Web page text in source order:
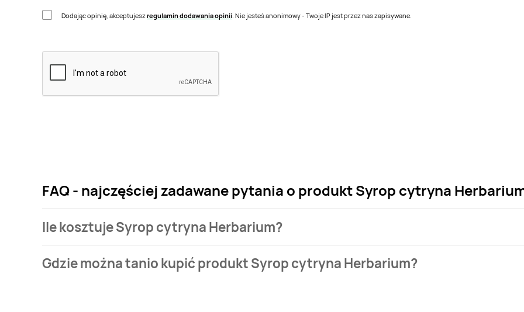
Dodając opinię, akceptujeszregulamin dodawania opinii . Nie jesteś anonimowy - Twoje IP jest przez nas zapisywane.
FAQ - najczęściej zadawane pytania o produkt Syrop cytryna
Ile kosztuje Syrop cytryna Herbarium?
Herbarium kosztuje od 4,79 zł.
Gdzie można tanio kupić produkt Syrop cytryna Herbarium?